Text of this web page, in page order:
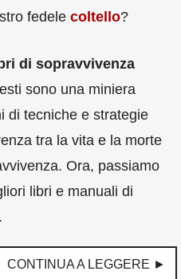
fedele coltello?
di sopravvivenza
sono una miniera
di tecniche e strategie
tra la vita e la morte
Ora, passiamo
libri e manuali di
CONTINUA A LEGGERE ►